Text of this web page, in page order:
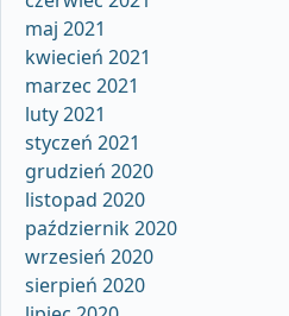
maj 2021
kwiecień 2021
marzec 2021
luty 2021
styczeń 2021
grudzień 2020
listopad 2020
październik 2020
wrzesień 2020
sierpień 2020